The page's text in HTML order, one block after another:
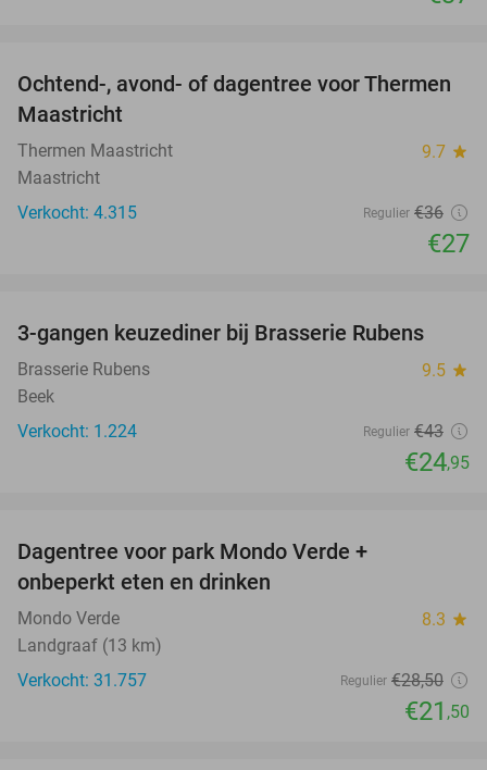
25%
Ochtend-, avond- of dagentree voor Thermen
Maastricht
Thermen Maastricht 9.7 star
Maastricht
Verkocht: 4.315
Regulier €36
€27
42%
3-gangen keuzediner bij Brasserie Rubens
Brasserie Rubens 9.5 star
Beek
Verkocht: 1.224
Regulier €43
€24,95
Dagentree voor park Mondo Verde +
onbeperkt eten en drinken
Mondo Verde 8.3 star
Landgraaf (13 km)
Verkocht: 31.757
Regulier €28,50
€21 ,50